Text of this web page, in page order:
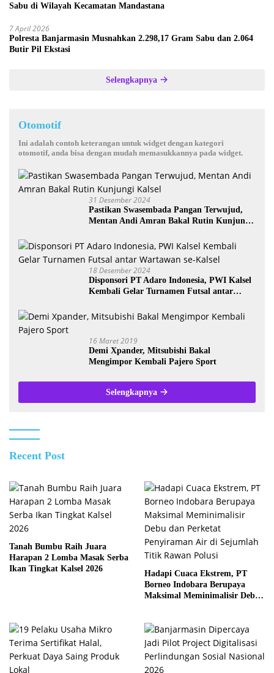
Sabu di Wilayah Kecamatan Mandastana
7 April 2026
Polresta Banjarmasin Musnahkan 2.298,17 Gram Sabu dan 2.064
Butir Pil Ekstasi
Selengkapnya
Otomotif
Ini adalah contoh keterangan untuk widget dengan kategori
otomotif, anda bisa dengan mudah memasukkannya pada widget.
31 Desember 2024
Pastikan Swasembada Pangan Terwujud,
Mentan Andi Amran Bakal Rutin Kunjungi
18 Desember 2024
Disponsori PT Adaro Indonesia, PWI Kalsel
Kembali Gelar Turnamen Futsal antar
16 Maret 2019
Demi Xpander, Mitsubishi Bakal
Mengimpor Kembali Pajero Sport
Selengkapnya
Recent Post
Tanah Bumbu Raih Juara
Harapan 2 Lomba Masak Serba
Ikan Tingkat Kalsel 2026
Hadapi Cuaca Ekstrem, PT
Borneo Indobara Berupaya
Maksimal Meminimalisir Debu